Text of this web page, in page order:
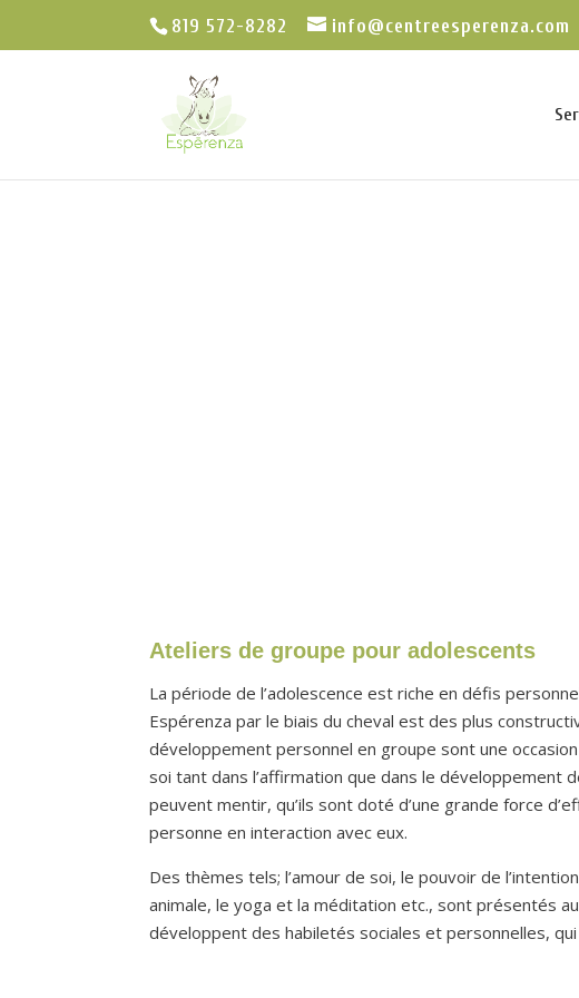
819 572-8282 info@centreesperenza.com
Ateliers de groupe pour adolescents
La période de l’adolescence est riche en défis
Espérenza par le biais du cheval est des plus
développement personnel en groupe sont une
soi tant dans l’affirmation que dans le développement
peuvent mentir, qu’ils sont doté d’une grande force
personne en interaction avec eux.
Des thèmes tels; l’amour de soi, le pouvoir de
animale, le yoga et la méditation etc., sont présentés
développent des habiletés sociales et personnelles,